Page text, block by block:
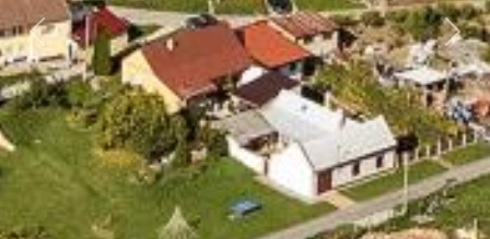
Předchozí